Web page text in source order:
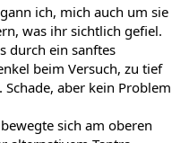
ich, mich auch um sie
was ihr sichtlich gefiel.
durch ein sanftes
beim Versuch, zu tief
aber kein Problem
sich am oberen